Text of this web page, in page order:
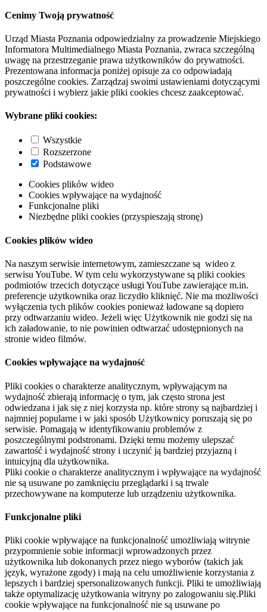
Cenimy Twoją prywatność
Urząd Miasta Poznania odpowiedzialny za prowadzenie Miejskiego
Informatora Multimedialnego Miasta Poznania, zwraca szczególną
uwagę na przestrzeganie prawa użytkowników do prywatności.
Prezentowana informacja poniżej opisuje za co odpowiadają
poszczególne cookies. Zarządzaj swoimi ustawieniami dotyczącymi
prywatności i wybierz jakie pliki cookies chcesz zaakceptować.
Wybrane pliki cookies:
Wszystkie
Rozszerzone
Podstawowe
Cookies plików wideo
Cookies wpływające na wydajność
Funkcjonalne pliki
Niezbędne pliki cookies (przyspieszają stronę)
Cookies plików wideo
Na naszym serwisie internetowym, zamieszczane są wideo z
serwisu YouTube. W tym celu wykorzystywane są pliki cookies
podmiotów trzecich dotyczące usługi YouTube zawierające m.in.
preferencje użytkownika oraz liczydło kliknięć. Nie ma możliwości
wyłączenia tych plików cookies ponieważ ładowane są dopiero
przy odtwarzaniu wideo. Jeżeli więc Użytkownik nie godzi się na
ich załadowanie, to nie powinien odtwarzać udostępnionych na
stronie wideo filmów.
Cookies wpływające na wydajność
Pliki cookies o charakterze analitycznym, wpływającym na
wydajność zbierają informację o tym, jak często strona jest
odwiedzana i jak się z niej korzysta np. które strony są najbardziej i
najmniej popularne i w jaki sposób Użytkownicy poruszają się po
serwisie. Pomagają w identyfikowaniu problemów z
poszczególnymi podstronami. Dzięki temu możemy ulepszać
zawartość i wydajność strony i uczynić ją bardziej przyjazną i
intuicyjną dla użytkownika.
Pliki cookie o charakterze analitycznym i wpływające na wydajność
nie są usuwane po zamknięciu przeglądarki i są trwale
przechowywane na komputerze lub urządzeniu użytkownika.
Funkcjonalne pliki
Pliki cookie wpływające na funkcjonalność umożliwiają witrynie
przypomnienie sobie informacji wprowadzonych przez
użytkownika lub dokonanych przez niego wyborów (takich jak
język, wyrażone zgody) i mają na celu umożliwienie korzystania z
lepszych i bardziej spersonalizowanych funkcji. Pliki te umożliwiają
także optymalizację użytkowania witryny po zalogowaniu się.Pliki
cookie wpływające na funkcjonalność nie są usuwane po